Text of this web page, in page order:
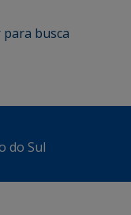
para busca
do Sul